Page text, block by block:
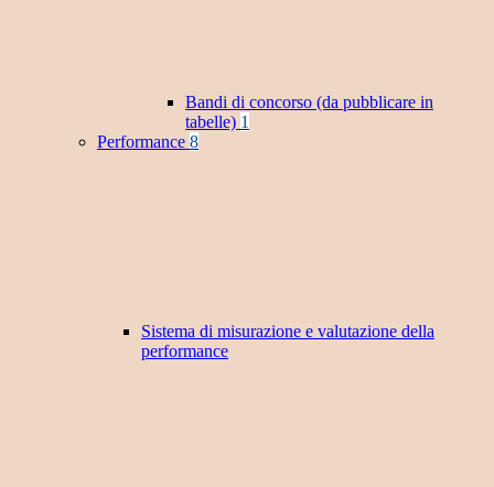
Bandi di concorso (da pubblicare in
tabelle) 1
Performance 8
Sistema di misurazione e valutazione della
performance